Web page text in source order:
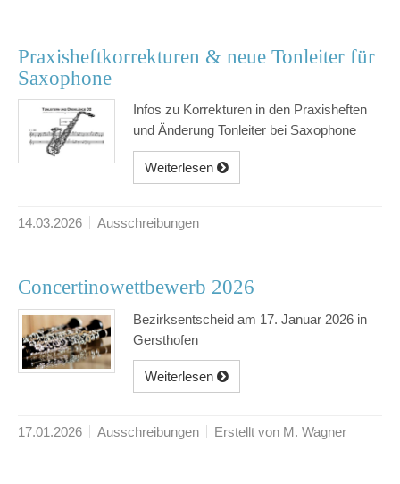
Praxisheftkorrekturen & neue Tonleiter für
Saxophone
Infos zu Korrekturen in den Praxisheften
und Änderung Tonleiter bei Saxophone
Weiterlesen
14.03.2026 Ausschreibungen
Concertinowettbewerb 2026
Bezirksentscheid am 17. Januar 2026 in
Gersthofen
Weiterlesen
17.01.2026 Ausschreibungen Erstellt von M. Wagner